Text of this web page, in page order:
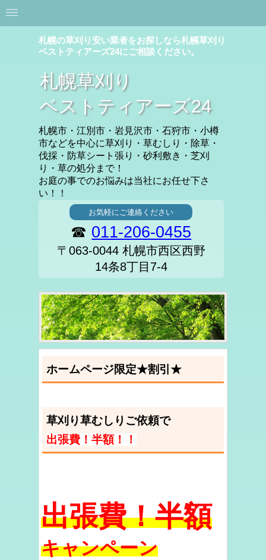
札幌の草刈り安い業者をお探しなら札幌草刈り
ベストティアーズ24にご相談ください。
札幌草刈り
ベストティアーズ24
札幌市・江別市・岩見沢市・石狩市・小樽
市などを中心に草刈り・草むしり・除草・
伐採・防草シート張り・砂利敷き・芝刈
り・草の処分まで！
お庭の事でのお悩みは当社にお任せ下さ
い！！
お気軽にご連絡ください
☎ 011-206-0455
〒063-0044 札幌市西区西野
14条8丁目7-4
ホームページ限定★割引★
草刈り草むしりご依頼で
出張費！半額！！
出張費！半額
キャンペーン